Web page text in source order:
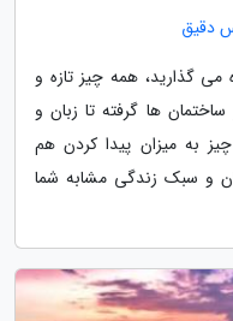
می گذارید، همه چیز تازه و
ها گرفته تا زبان و
به میزان پیدا کردن هم
و سبک زندگی مشابه شما